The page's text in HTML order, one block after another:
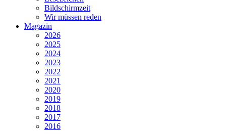
Bildschirmzeit
Wir müssen reden
Magazin
2026
2025
2024
2023
2022
2021
2020
2019
2018
2017
2016